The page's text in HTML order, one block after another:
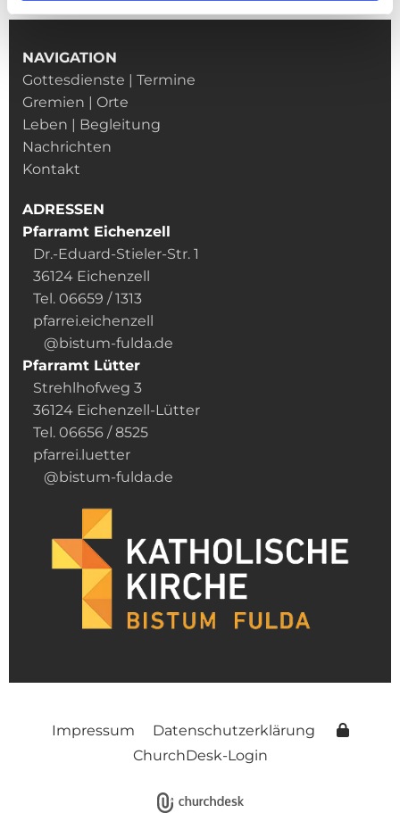
NAVIGATION
Gottesdienste | Termine
Gremien | Orte
Leben | Begleitung
Nachrichten
Kontakt
ADRESSEN
Pfarramt Eichenzell
Dr.-Eduard-Stieler-Str. 1
36124 Eichenzell
Tel. 06659 / 1313
pfarrei.eichenzell
@bistum-fulda.de
Pfarramt Lütter
Strehlhofweg 3
36124 Eichenzell-Lütter
Tel. 06656 / 8525
pfarrei.luetter
@bistum-fulda.de
Impressum
Datenschutzerklärung
ChurchDesk-Login